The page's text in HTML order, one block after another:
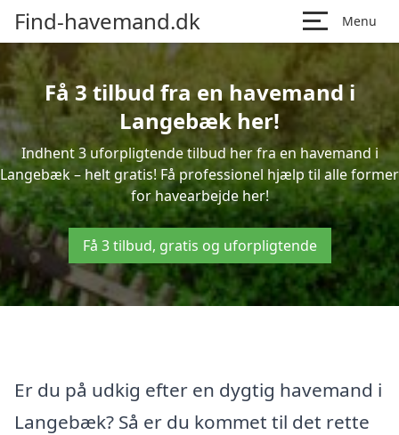
Find-havemand.dk Menu
Få 3 tilbud fra en havemand i
Langebæk her!
Indhent 3 uforpligtende tilbud her fra en havemand i
Langebæk – helt gratis! Få professionel hjælp til alle former
for havearbejde her!
Få 3 tilbud, gratis og uforpligtende
Er du på udkig efter en dygtig havemand i
Langebæk? Så er du kommet til det rette